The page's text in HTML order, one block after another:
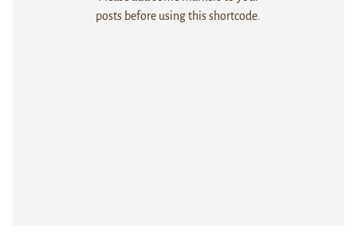
posts before using this shortcode.